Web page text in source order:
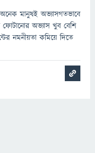
মানুষই অভ্যাসগতভাবে
অভ্যাস খুব বেশি
নমনীয়তা কমিয়ে দিতে